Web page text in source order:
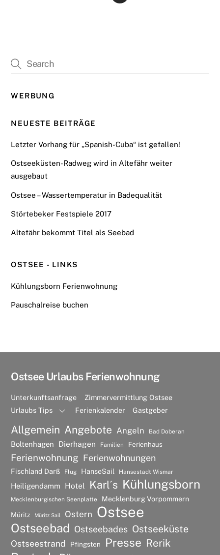
WERBUNG
NEUESTE BEITRÄGE
Letzter Vorhang für „Spanish-Cuba“ ist gefallen!
Ostseeküsten-Radweg wird in Altefähr weiter
ausgebaut
Ostsee – Wassertemperatur in Badequalität
Störtebeker Festspiele 2017
Altefähr bekommt Titel als Seebad
OSTSEE - LINKS
Kühlungsborn Ferienwohnung
Pauschalreise buchen
Ostsee Urlaubs Ferienwohnung
Unterkunftsanfrage
Zimmervermittlung Ostsee
Urlaubs Tips
Ferienkalender Gastgeber
Allgemein Angebote Angeln Bad Doberan
Boltenhagen Dierhagen Familien Ferienhaus
Ferienwohnung Ferienwohnungen
Fischland Darß Flug HanseSail Hansestadt Wismar
Heiligendamm Hotel Karl´s Kühlungsborn
Mecklenburgischen Seenplatte Mecklenburg Vorpommern
Müritz Müritz Sail Ostern Ostsee
Ostseebad Ostseebades Ostseeküste
Ostseestrand Pfingsten Presse Rerik